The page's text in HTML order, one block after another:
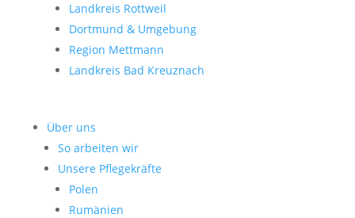
Landkreis Rottweil
Dortmund & Umgebung
Region Mettmann
Landkreis Bad Kreuznach
Über uns
So arbeiten wir
Unsere Pflegekräfte
Polen
Rumänien